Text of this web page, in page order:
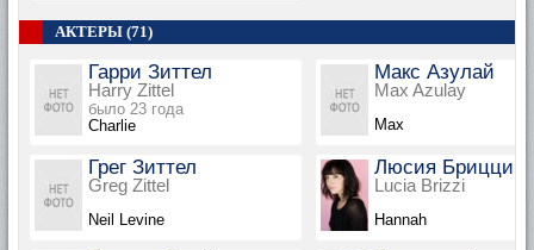
АКТЕРЫ (71)
Гарри Зиттел
Harry Zittel
было 23 года
Charlie
Макс Азулай
Max Azulay
Max
Грег Зиттел
Greg Zittel
Neil Levine
Люсия Брицци
Lucia Brizzi
Hannah